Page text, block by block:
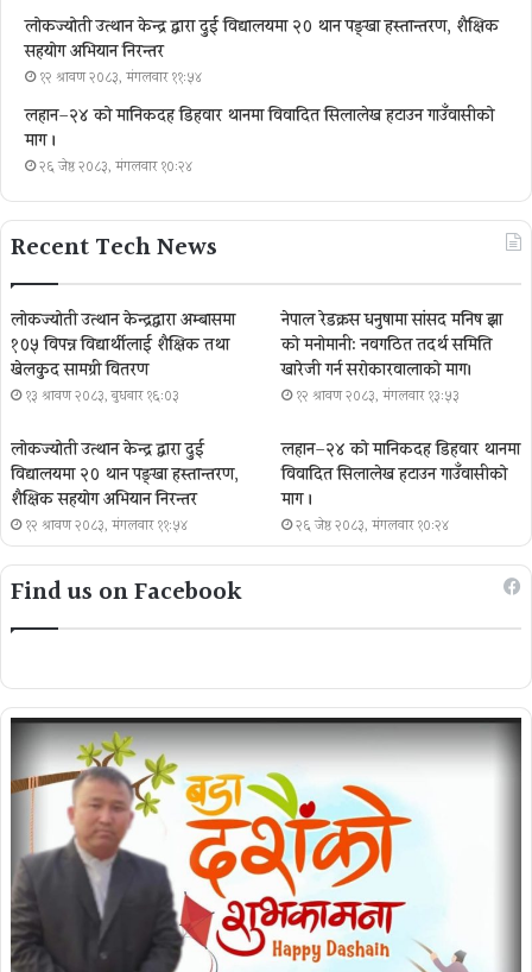
लोकज्योती उत्थान केन्द्र द्वारा दुई विद्यालयमा २० थान पङ्खा हस्तान्तरण, शैक्षिक
सहयोग अभियान निरन्तर
१२ श्रावण २०८३, मंगलवार ११:५४
लहान–२४ को मानिकदह डिहवार थानमा विवादित सिलालेख हटाउन गाउँवासीको
माग ।
२६ जेष्ठ २०८३, मंगलवार १०:२४
Recent Tech News
लोकज्योती उत्थान केन्द्रद्वारा अम्बासमा
१०५ विपन्न विद्यार्थीलाई शैक्षिक तथा
खेलकुद सामग्री वितरण
१३ श्रावण २०८३, बुधबार १६:०३
नेपाल रेडक्रस धनुषामा सांसद मनिष झा
को मनोमानी: नवगठित तदर्थ समिति
खारेजी गर्न सरोकारवालाको माग।
१२ श्रावण २०८३, मंगलवार १३:५३
लोकज्योती उत्थान केन्द्र द्वारा दुई
विद्यालयमा २० थान पङ्खा हस्तान्तरण,
शैक्षिक सहयोग अभियान निरन्तर
१२ श्रावण २०८३, मंगलवार ११:५४
लहान–२४ को मानिकदह डिहवार थानमा
विवादित सिलालेख हटाउन गाउँवासीको
माग ।
२६ जेष्ठ २०८३, मंगलवार १०:२४
Find us on Facebook